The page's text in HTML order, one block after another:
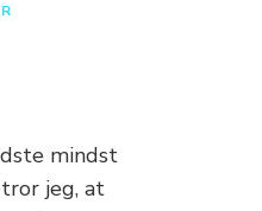
mindst
jeg, at